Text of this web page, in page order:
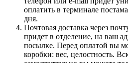
оплатить в терминале
дня.
Почтовая доставка через
придет в отделение, на ваш
посылке. Перед оплатой вы
коробки: вес, целостность.